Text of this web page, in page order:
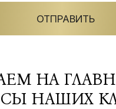
ОТПРАВИТЬ
НА
НАШИХ